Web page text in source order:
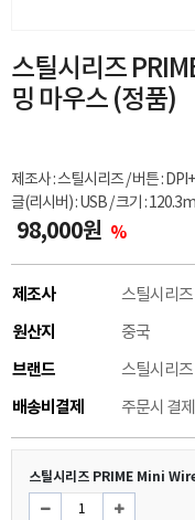
스틸시리즈
밍 마우스 (정품)
제조사 : 스틸시리즈 / 버튼 :
글(리시버) : USB / 크기 :
98,000원 %
제조사
스틸시리즈
원산지
중국
브랜드
스틸시리즈
배송비결제
주문시 결제
스틸시리즈 PRIME Mini